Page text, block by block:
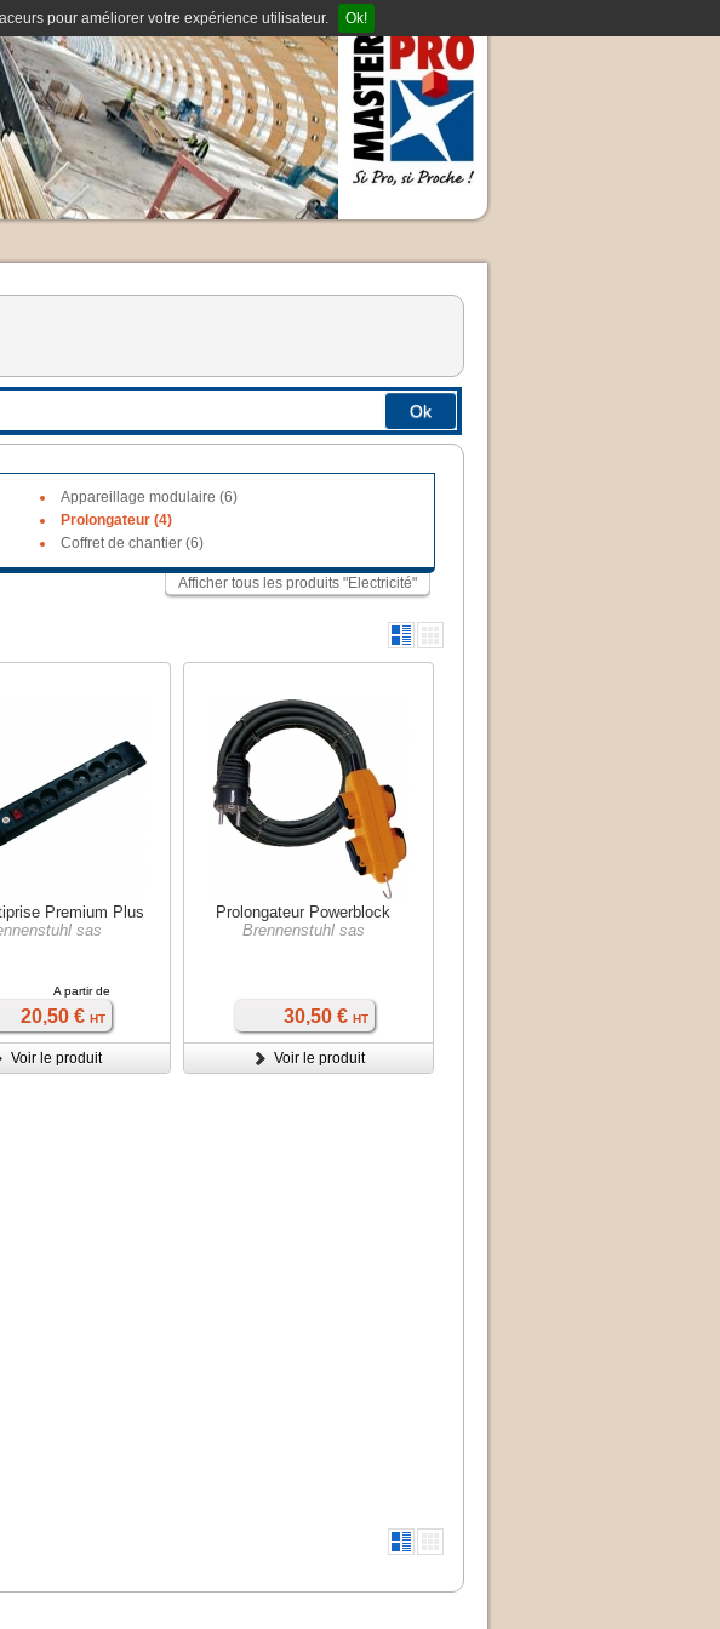
pour améliorer votre expérience utilisateur. Ok!
Ok
Appareillage modulaire (6)
Prolongateur (4)
Coffret de chantier (6)
Afficher tous les produits "Electricité"
Premium Plus
sas
A partir de
20,50 € HT
Voir le produit
Prolongateur Powerblock
Brennenstuhl sas
30,50 € HT
Voir le produit